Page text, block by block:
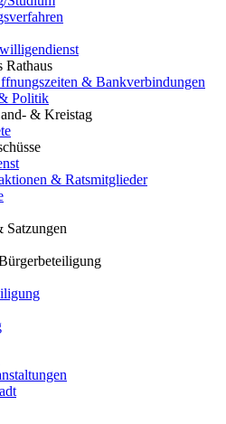
Rathaus
& Bankverbindungen
Politik
& Kreistag
& Ratsmitglieder
Satzungen